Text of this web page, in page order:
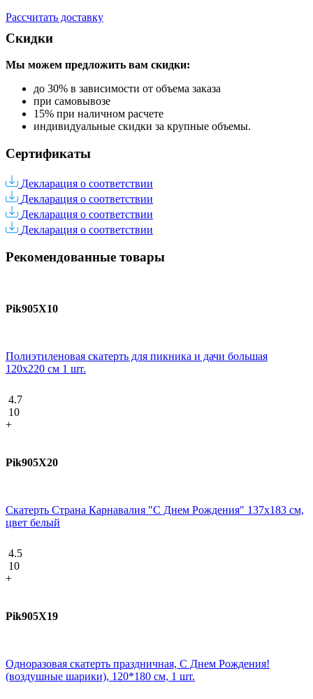
Рассчитать доставку
Скидки
Мы можем предложить вам скидки:
до 30% в зависимости от объема заказа
при самовывозе
15% при наличном расчете
индивидуальные скидки за крупные объемы.
Сертификаты
Декларация о соответствии
Декларация о соответствии
Декларация о соответствии
Декларация о соответствии
Рекомендованные товары
Pik905X10
Полиэтиленовая скатерть для пикника и дачи большая
120х220 см 1 шт.
4.7
10
+
Pik905X20
Скатерть Страна Карнавалия "С Днем Рождения" 137х183 см,
цвет белый
4.5
10
+
Pik905X19
Одноразовая скатерть праздничная, С Днем Рождения!
(воздушные шарики), 120*180 см, 1 шт.